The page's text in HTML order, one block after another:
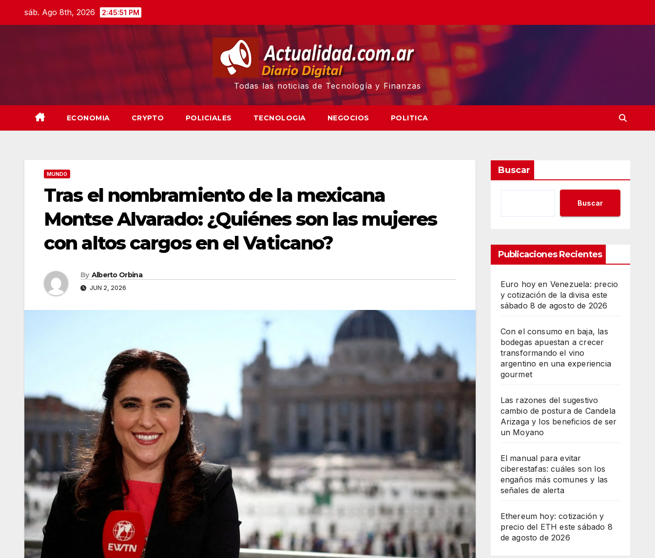
sáb. Ago 8th, 2026 2:45:52 PM
Todas las noticias de Tecnología y Finanzas
ECONOMIA CRYPTO POLICIALES TECNOLOGIA NEGOCIOS POLITICA
MUNDO
Tras el nombramiento de la mexicana
Montse Alvarado: ¿Quiénes son las mujeres
con altos cargos en el Vaticano?
By Alberto Orbina
JUN 2, 2026
Buscar
Buscar
Publicaciones Recientes
Euro hoy en Venezuela: precio
y cotización de la divisa este
sábado 8 de agosto de 2026
Con el consumo en baja, las
bodegas apuestan a crecer
transformando el vino
argentino en una experiencia
gourmet
Las razones del sugestivo
cambio de postura de Candela
Arizaga y los beneficios de ser
un Moyano
El manual para evitar
ciberestafas: cuáles son los
engaños más comunes y las
señales de alerta
Ethereum hoy: cotización y
precio del ETH este sábado 8
de agosto de 2026